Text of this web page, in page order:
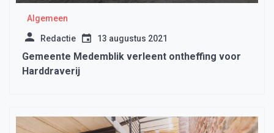
Algemeen
Redactie 13 augustus 2021
Gemeente Medemblik verleent ontheffing voor
Harddraverij